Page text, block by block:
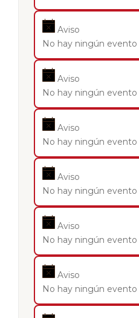
Aviso
No hay ningún evento
Aviso
No hay ningún evento
Aviso
No hay ningún evento
Aviso
No hay ningún evento
Aviso
No hay ningún evento
Aviso
No hay ningún evento